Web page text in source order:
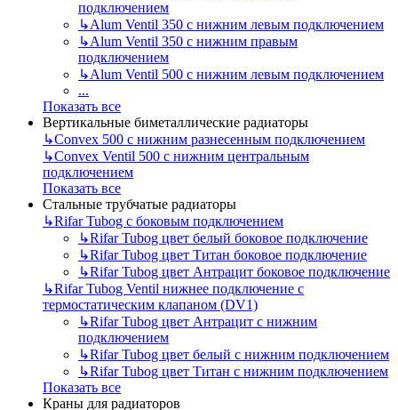
подключением
↳Alum Ventil 350 с нижним левым подключением
↳Alum Ventil 350 с нижним правым
подключением
↳Alum Ventil 500 с нижним левым подключением
...
Показать все
Вертикальные биметаллические радиаторы
↳Convex 500 с нижним разнесенным подключением
↳Convex Ventil 500 с нижним центральным
подключением
Показать все
Стальные трубчатые радиаторы
↳Rifar Tubog с боковым подключением
↳Rifar Tubog цвет белый боковое подключение
↳Rifar Tubog цвет Титан боковое подключение
↳Rifar Tubog цвет Антрацит боковое подключение
↳Rifar Tubog Ventil нижнее подключение с
термостатическим клапаном (DV1)
↳Rifar Tubog цвет Антрацит с нижним
подключением
↳Rifar Tubog цвет белый с нижним подключением
↳Rifar Tubog цвет Титан с нижним подключением
Показать все
Краны для радиаторов